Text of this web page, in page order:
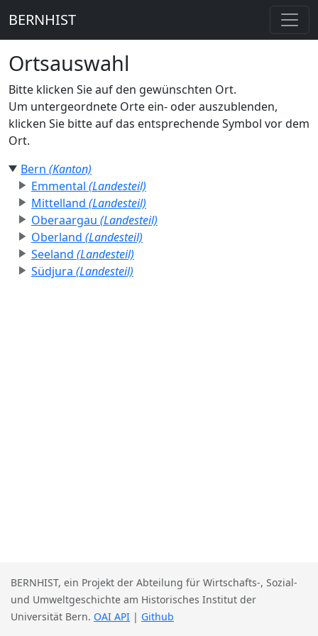
BERNHIST
Ortsauswahl
Bitte klicken Sie auf den gewünschten Ort.
Um untergeordnete Orte ein- oder auszublenden,
klicken Sie bitte auf das entsprechende Symbol vor dem
Ort.
Bern (Kanton)
Emmental (Landesteil)
Mittelland (Landesteil)
Oberaargau (Landesteil)
Oberland (Landesteil)
Seeland (Landesteil)
Südjura (Landesteil)
BERNHIST, ein Projekt der Abteilung für Wirtschafts-, Sozial-
und Umweltgeschichte am Historisches Institut der
Universität Bern. OAI API | Github